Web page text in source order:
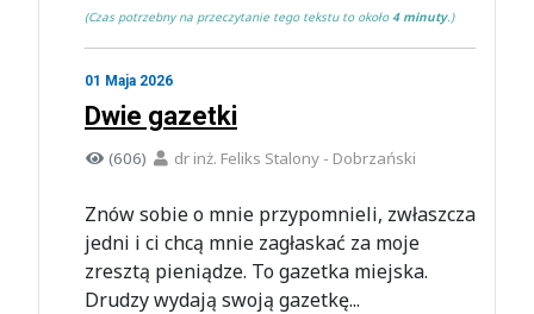
(Czas potrzebny na przeczytanie tego tekstu to około4 minuty.)
01 Maja 2026
Dwie gazetki
(606) dr inż. Feliks Stalony - Dobrzański
Znów sobie o mnie przypomnieli, zwłaszcza
jedni i ci chcą mnie zagłaskać za moje
zresztą pieniądze. To gazetka miejska.
Drudzy wydają swoją gazetkę...